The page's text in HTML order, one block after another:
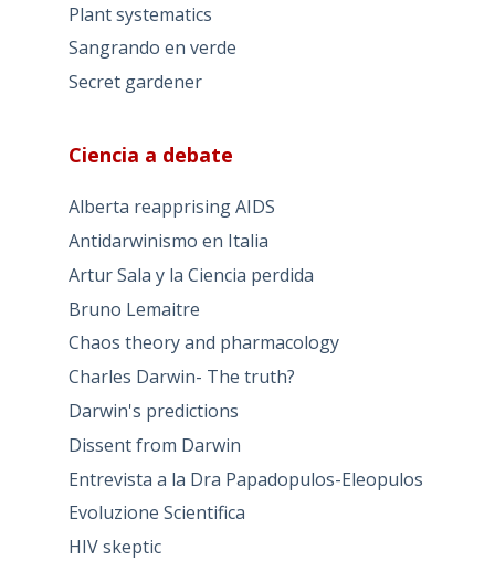
Plant systematics
Sangrando en verde
Secret gardener
Ciencia a debate
Alberta reapprising AIDS
Antidarwinismo en Italia
Artur Sala y la Ciencia perdida
Bruno Lemaitre
Chaos theory and pharmacology
Charles Darwin- The truth?
Darwin's predictions
Dissent from Darwin
Entrevista a la Dra Papadopulos-Eleopulos
Evoluzione Scientifica
HIV skeptic